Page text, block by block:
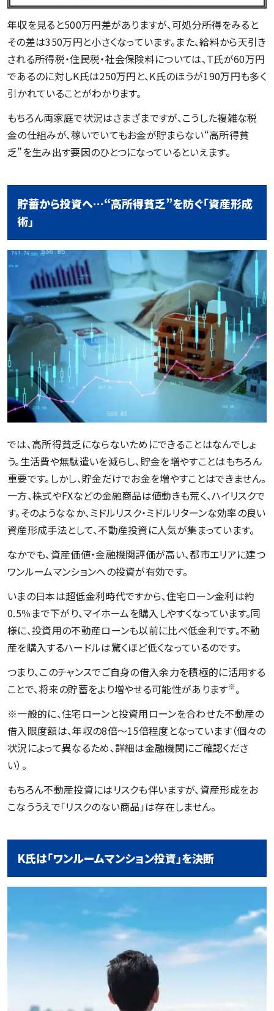
年収を見ると500万円差がありますが、可処分所得をみると
その差は350万円と小さくなっています。また、給料から天引き
される所得税・住民税・社会保険料については、T氏が60万円
であるのに対しK氏は250万円と、K氏のほうが190万円も多く
引かれていることがわかります。
もちろん両家庭で状況はさまざまですが、こうした複雑な税
金の仕組みが、稼いでいてもお金が貯まらない“高所得貧
乏”を生み出す要因のひとつになっているといえます。
貯蓄から投資へ…“高所得貧乏”を防ぐ「資産形成
術」
では、高所得貧乏にならないためにできることはなんでしょ
う。生活費や無駄遣いを減らし、貯金を増やすことはもちろん
重要です。しかし、貯金だけでお金を増やすことはできません。
一方、株式やFXなどの金融商品は値動きも荒く、ハイリスクで
す。そのようななか、ミドルリスク・ミドルリターンな効率の良い
資産形成手法として、不動産投資に人気が集まっています。
なかでも、資産価値・金融機関評価が高い、都市エリアに建つ
ワンルームマンションへの投資が有効です。
いまの日本は超低金利時代ですから、住宅ローン金利は約
0.5％まで下がり、マイホームを購入しやすくなっています。同
様に、投資用の不動産ローンも以前に比べ低金利です。不動
産を購入するハードルは驚くほど低くなっているのです。
つまり、このチャンスでご自身の借入余力を積極的に活用する
ことで、将来の貯蓄をより増やせる可能性があります※。
※一般的に、住宅ローンと投資用ローンを合わせた不動産の
借入限度額は、年収の8倍～15倍程度となっています（個々の
状況によって異なるため、詳細は金融機関にご確認くださ
い）。
もちろん不動産投資にはリスクも伴いますが、資産形成をお
こなううえで「リスクのない商品」は存在しません。
K氏は「ワンルームマンション投資」を決断